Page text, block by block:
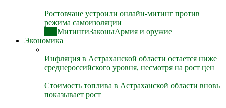
Ростовчане устроили онлайн-митинг против
режима самоизоляции
МитингиЗаконыАрмия и оружие
Экономика
Инфляция в Астраханской области остается ниже
среднероссийского уровня, несмотря на рост цен
Стоимость топлива в Астраханской области вновь
показывает рост